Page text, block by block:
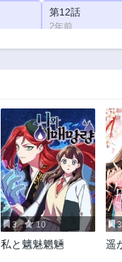
第12話
2年前
第7話
3 10
私と魑魅魍魎
3
遥